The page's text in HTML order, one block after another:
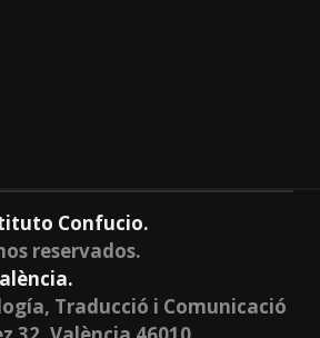
Confucio.
reservados.
Traducció i Comunicació